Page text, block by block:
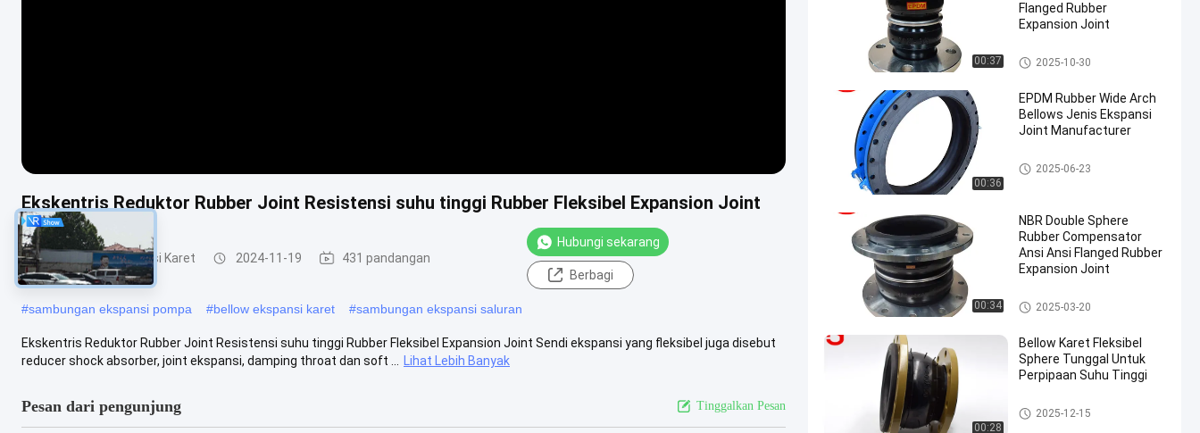
Ekskentris Reduktor Rubber Joint Resistensi suhu tinggi Rubber Fleksibel Expansion Joint
Mengurangi Ekspansi Karet 2024-11-19 431 pandangan
Hubungi sekarang
Berbagi
#sambungan ekspansi pompa #bellow ekspansi karet #sambungan ekspansi saluran
Ekskentris Reduktor Rubber Joint Resistensi suhu tinggi Rubber Fleksibel Expansion Joint Sendi ekspansi yang fleksibel juga disebut
reducer shock absorber, joint ekspansi, damping throat dan soft ...
Lihat Lebih Banyak
Pesan dari pengunjung Tinggalkan Pesan
00:37
Flanged Rubber
Expansion Joint
Sambungan Ekspansi Karet Sp
here Ganda
2025-10-30
00:36
EPDM Rubber Wide Arch
Bellows Jenis Ekspansi
Joint Manufacturer
Sambungan Ekspansi Karet E
PDM
2025-06-23
00:34
NBR Double Sphere
Rubber Compensator
Ansi Ansi Flanged Rubber
Expansion Joint
Sambungan Ekspansi Karet Sp
here Ganda
2025-03-20
00:28
Bellow Karet Fleksibel
Sphere Tunggal Untuk
Perpipaan Suhu Tinggi
Mengurangi Ekspansi Karet
2025-12-15